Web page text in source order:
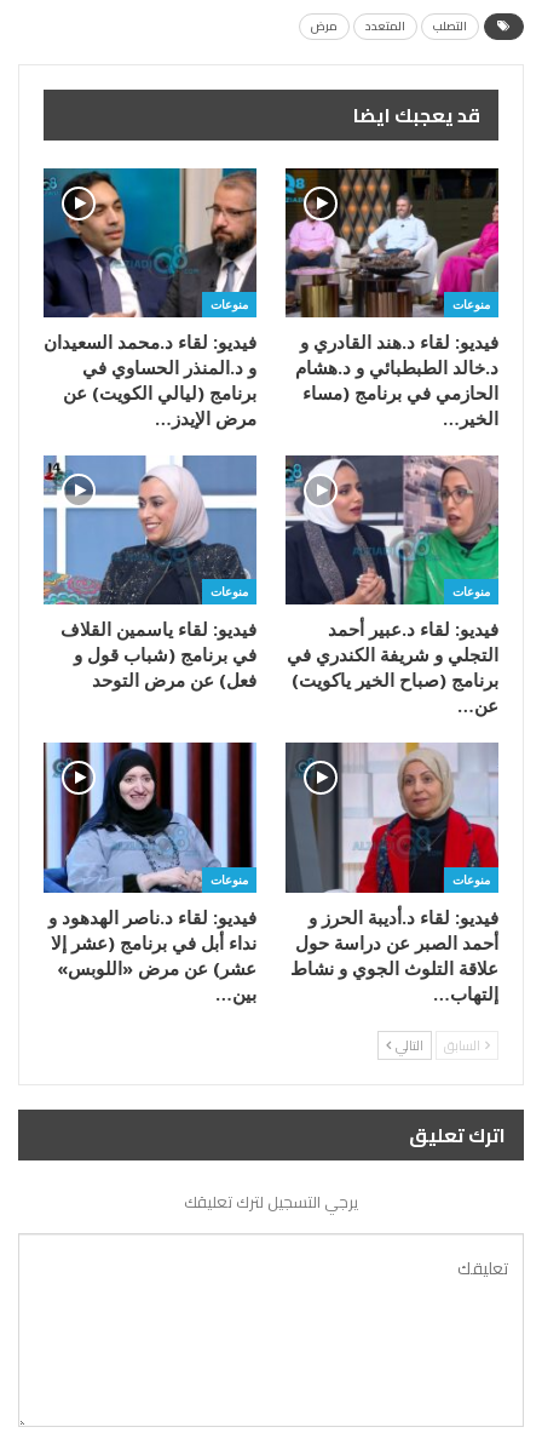
التصلب المتعدد مرض
قد يعجبك ايضا
منوعات
فيديو: لقاء د.هند القادري و
د.خالد الطبطبائي و د.هشام
الحازمي في برنامج (مساء
الخير…
منوعات
فيديو: لقاء د.محمد السعيدان
و د.المنذر الحساوي في
برنامج (ليالي الكويت) عن
مرض الإيدز…
منوعات
فيديو: لقاء د.عبير أحمد
التجلي و شريفة الكندري في
برنامج (صباح الخير ياكويت)
عن…
منوعات
فيديو: لقاء ياسمين القلاف
في برنامج (شباب قول و
فعل) عن مرض التوحد
منوعات
فيديو: لقاء د.أديبة الحرز و
أحمد الصبر عن دراسة حول
علاقة التلوث الجوي و نشاط
إلتهاب…
منوعات
فيديو: لقاء د.ناصر الهدهود و
نداء أبل في برنامج (عشر إلا
عشر) عن مرض «اللوبس»
بين…
السابق التالي
اترك تعليق
يرجي التسجيل لترك تعليقك